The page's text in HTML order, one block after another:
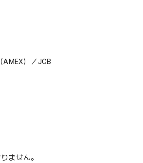
）／JCB
ません。